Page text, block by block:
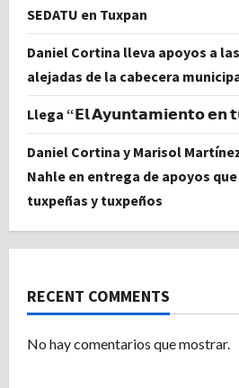
SEDATU en Tuxpan
Daniel Cortina lleva apoyos a
alejadas de la cabecera
Llega “𝗘𝗹 𝗔𝘆𝘂𝗻𝘁𝗮𝗺𝗶𝗲𝗻𝘁𝗼 𝗲𝗻
Daniel Cortina y Marisol
Nahle en entrega de apoyos
tuxpeñas y tuxpeños
RECENT COMMENTS
No hay comentarios que mostrar.